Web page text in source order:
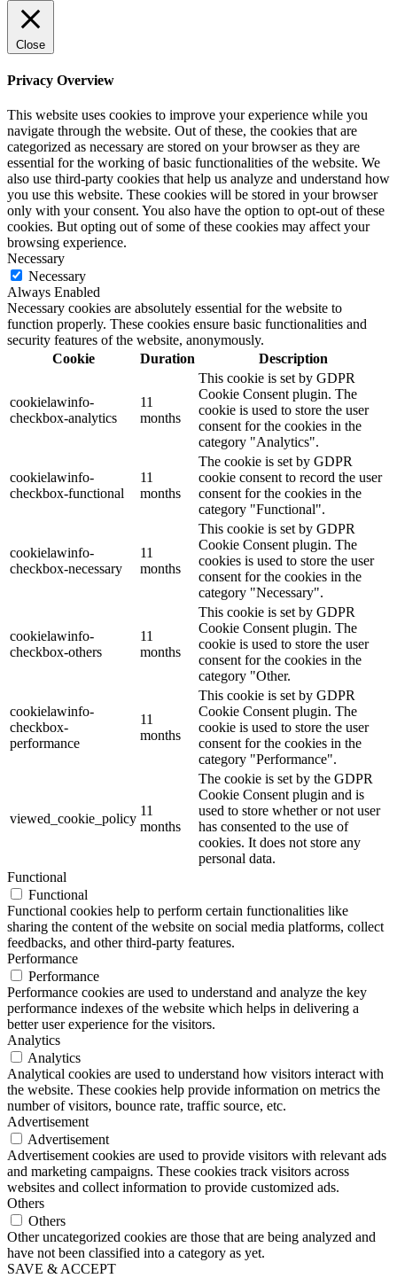
Close
Privacy Overview
This website uses cookies to improve your experience while you
navigate through the website. Out of these, the cookies that are
categorized as necessary are stored on your browser as they are
essential for the working of basic functionalities of the website. We
also use third-party cookies that help us analyze and understand how
you use this website. These cookies will be stored in your browser
only with your consent. You also have the option to opt-out of these
cookies. But opting out of some of these cookies may affect your
browsing experience.
Necessary
Necessary
Always Enabled
Necessary cookies are absolutely essential for the website to
function properly. These cookies ensure basic functionalities and
security features of the website, anonymously.
Cookie
Duration Description
cookielawinfo-
checkbox-analytics
11
months
This cookie is set by GDPR
Cookie Consent plugin. The
cookie is used to store the user
consent for the cookies in the
category "Analytics".
cookielawinfo-
checkbox-functional
11
months
The cookie is set by GDPR
cookie consent to record the user
consent for the cookies in the
category "Functional".
cookielawinfo-
checkbox-necessary
11
months
This cookie is set by GDPR
Cookie Consent plugin. The
cookies is used to store the user
consent for the cookies in the
category "Necessary".
cookielawinfo-
checkbox-others
11
months
This cookie is set by GDPR
Cookie Consent plugin. The
cookie is used to store the user
consent for the cookies in the
category "Other.
cookielawinfo-
checkbox-
performance
11
months
This cookie is set by GDPR
Cookie Consent plugin. The
cookie is used to store the user
consent for the cookies in the
category "Performance".
viewed_cookie_policy
11
months
The cookie is set by the GDPR
Cookie Consent plugin and is
used to store whether or not user
has consented to the use of
cookies. It does not store any
personal data.
Functional
Functional
Functional cookies help to perform certain functionalities like
sharing the content of the website on social media platforms, collect
feedbacks, and other third-party features.
Performance
Performance
Performance cookies are used to understand and analyze the key
performance indexes of the website which helps in delivering a
better user experience for the visitors.
Analytics
Analytics
Analytical cookies are used to understand how visitors interact with
the website. These cookies help provide information on metrics the
number of visitors, bounce rate, traffic source, etc.
Advertisement
Advertisement
Advertisement cookies are used to provide visitors with relevant ads
and marketing campaigns. These cookies track visitors across
websites and collect information to provide customized ads.
Others
Others
Other uncategorized cookies are those that are being analyzed and
have not been classified into a category as yet.
SAVE & ACCEPT